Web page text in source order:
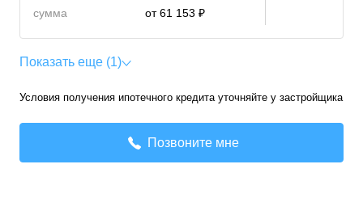
сумма
от 61 153 ₽
Показать еще (1)
Условия получения ипотечного кредита уточняйте у застройщика
Позвоните мне